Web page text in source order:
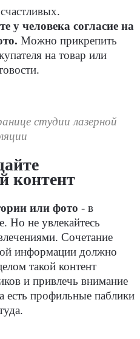
у человека согласие на
Можно прикрепить
на товар или
студии лазерной
контент
или фото - в
Но не увлекайтесь
Сочетание
информации должно
такой контент
и привлечь внимание
есть профильные паблики